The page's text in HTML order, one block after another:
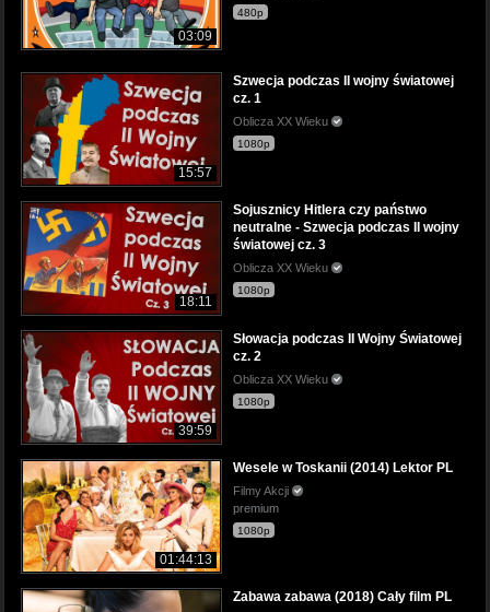
03:09
480p
15:57
Szwecja podczas II wojny światowej
cz. 1
Oblicza XX Wieku
1080p
18:11
Sojusznicy Hitlera czy państwo
neutralne - Szwecja podczas II wojny
światowej cz. 3
Oblicza XX Wieku
1080p
39:59
Słowacja podczas II Wojny Światowej
cz. 2
Oblicza XX Wieku
1080p
01:44:13
Wesele w Toskanii (2014) Lektor PL
Filmy Akcji
premium
1080p
Zabawa zabawa (2018) Cały film PL